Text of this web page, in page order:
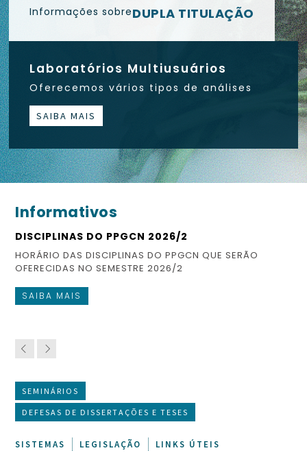
Informações sobreDUPLA TITULAÇÃO
Laboratórios Multiusuários
Oferecemos vários tipos de análises
SAIBA MAIS
Informativos
DISCIPLINAS DO PPGCN 2026/2
HORÁRIO DAS DISCIPLINAS DO PPGCN QUE SERÃO
OFERECIDAS NO SEMESTRE 2026/2
SAIBA MAIS
SEMINÁRIOS
DEFESAS DE DISSERTAÇÕES E TESES
SISTEMAS LEGISLAÇÃO LINKS ÚTEIS